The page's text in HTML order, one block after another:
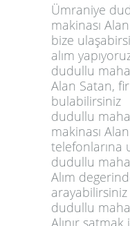
Ümraniye
makinası
bize
alım
dudullu
Alan Satan,
bulabilirsiniz
dudullu
makinası
telefonlarına
dudullu
Alım
arayabilirsiniz
dudullu
Alınır satmak